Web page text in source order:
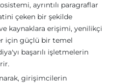
ayrıntılı paragraflar
çeken bir şekilde
kaynaklara erişimi, yenilikçi
için güçlü bir temel
başarılı işletmelerin
girişimcilerin